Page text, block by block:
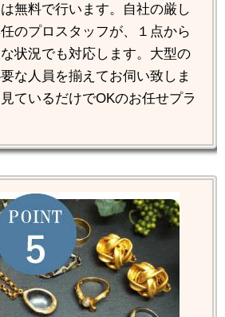
無料で行います。自社の厳し
のプロスタッフが、１点から
状況でも対応します。大型の
な人員を揃えてお伺い致しま
ているだけでOKのお任せプラ